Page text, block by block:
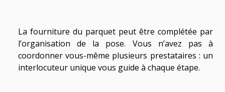
La fourniture du parquet peut être complétée par
l’organisation de la pose. Vous n’avez pas à
coordonner vous-même plusieurs prestataires : un
interlocuteur unique vous guide à chaque étape.